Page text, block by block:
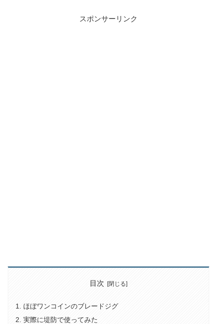
スポンサーリンク
目次
ほぼワンコインのブレードジグ
実際に堤防で使ってみた